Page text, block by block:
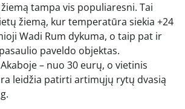
tampa vis populiaresni. Tai
žiemą, kur temperatūra siekia +24
Wadi Rum dykuma, o taip pat ir
paveldo objektas.
– nuo 30 eurų, o vietinis
leidžia patirti artimųjų rytų dvasią